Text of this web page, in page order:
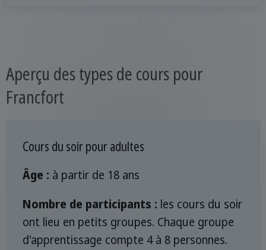
Aperçu des types de cours pour
Francfort
Cours du soir pour adultes
Âge : à partir de 18 ans
Nombre de participants : les cours du soir
ont lieu en petits groupes. Chaque groupe
d'apprentissage compte 4 à 8 personnes.